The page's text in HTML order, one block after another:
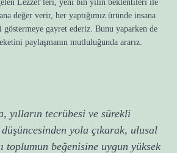
Lezzet’leri, yeni bin yılın beklentileri ile
değer verir, her yaptığımız üründe insana
gayret ederiz. Bunu yaparken de
paylaşmanın mutluluğunda ararız.
yılların tecrübesi ve sürekli
yola çıkarak, ulusal
toplumun beğenisine uygun yüksek